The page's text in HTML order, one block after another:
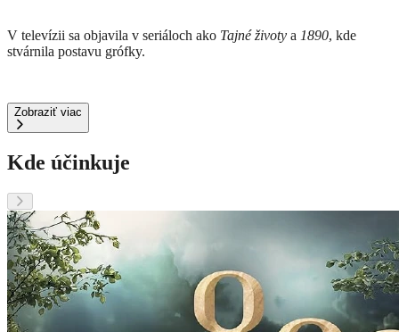
V televízii sa objavila v seriáloch ako Tajné životy a 1890, kde
stvárnila postavu grófky.
Zobraziť viac
Kde účinkuje